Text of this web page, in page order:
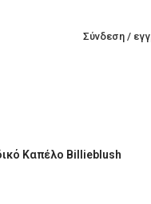
Σύνδεση /
Καπέλο Billieblush